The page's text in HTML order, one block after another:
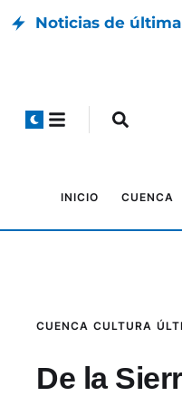
Noticias de
INICIO CUENCA
CUENCA CULTURA
De la